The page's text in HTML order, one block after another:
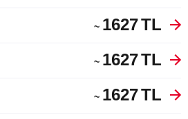
~ 1627TL
~ 1627TL
~ 1627TL